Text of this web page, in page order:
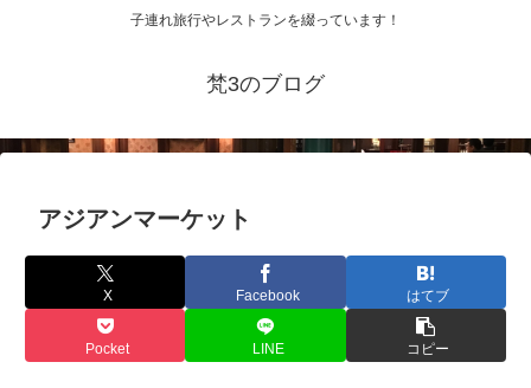
子連れ旅行やレストランを綴っています！
梵3のブログ
アジアンマーケット
X Facebook はてブ
Pocket LINE コピー